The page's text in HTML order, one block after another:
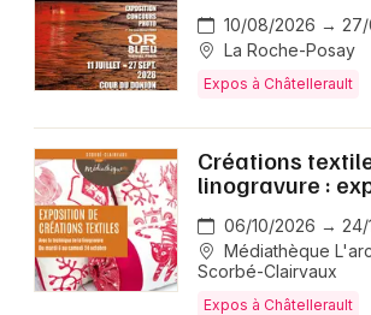
10/08/2026 →
La Roche-Posay
Expos à Châtellerault
Créations
linogravure :
06/10/2026 → 24/
Médiathèque
Scorbé-Clairvaux
Expos à Châtellerault